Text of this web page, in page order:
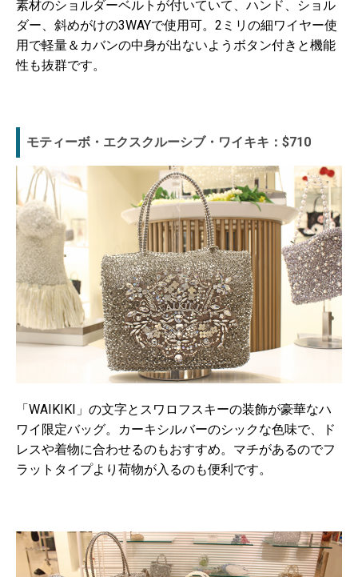
素材のショルダーベルトが付いていて、ハンド、ショル
ダー、斜めがけの3WAYで使用可。2ミリの細ワイヤー使
用で軽量＆カバンの中身が出ないようボタン付きと機能
性も抜群です。
モティーボ・エクスクルーシブ・ワイキキ：$710
「WAIKIKI」の文字とスワロフスキーの装飾が豪華なハ
ワイ限定バッグ。カーキシルバーのシックな色味で、ド
レスや着物に合わせるのもおすすめ。マチがあるのでフ
ラットタイプより荷物が入るのも便利です。